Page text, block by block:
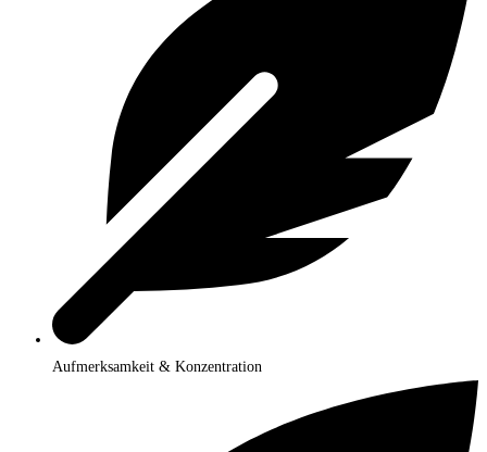
Aufmerksamkeit & Konzentration